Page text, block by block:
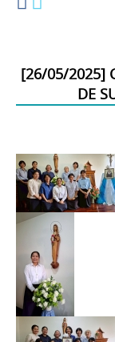
[26/05/2025]
DE